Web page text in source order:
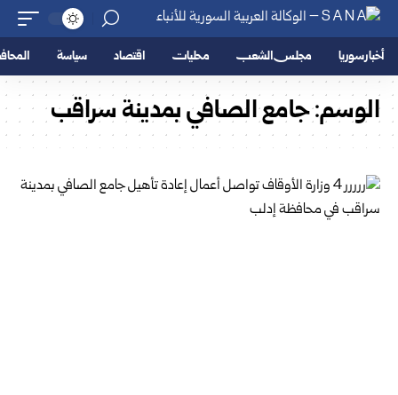
أخبار سوريا مجلس الشعب محليات اقتصاد سياسة
الوسم:جامع الصافي بمدينة سراقب